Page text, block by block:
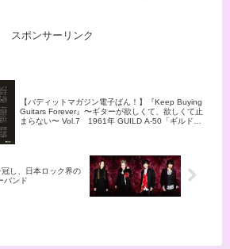
この記事
MAJIK
瞬更新ドキュメンタリーバン
ド・My Hair is Badの魅力をご
手が
恋愛の繊
ら、生
かけるメ
幅広い作
ロフィ
しま
ておき
ら楽曲がバズり、代表曲「ラブ
いた歌詞が多くのリスナーの心
を掴んでいます。日本武道館で
します。
スポンサーリンク
【バディットマガジン電子ばん！】『Keep Buying
Guitars Forever』〜ギターが欲しくて、欲しくて止
まらない〜 Vol.7 1961年 GUILD A-50「ギルドの
冠し、日本ロック界の
バンド